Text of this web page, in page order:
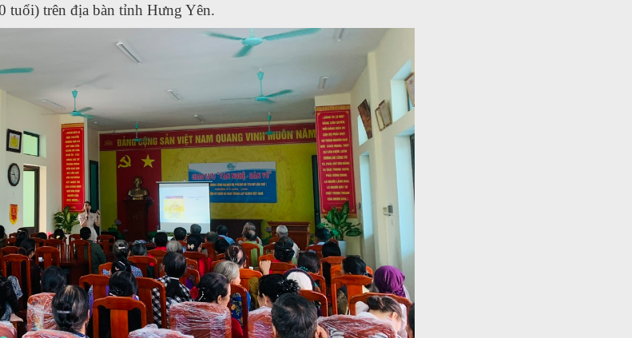
tuổi) trên địa bàn tỉnh Hưng Yên.